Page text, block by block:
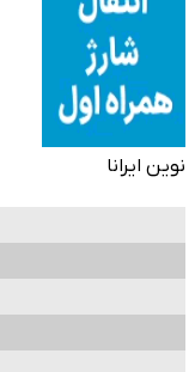
نوین ایرانا